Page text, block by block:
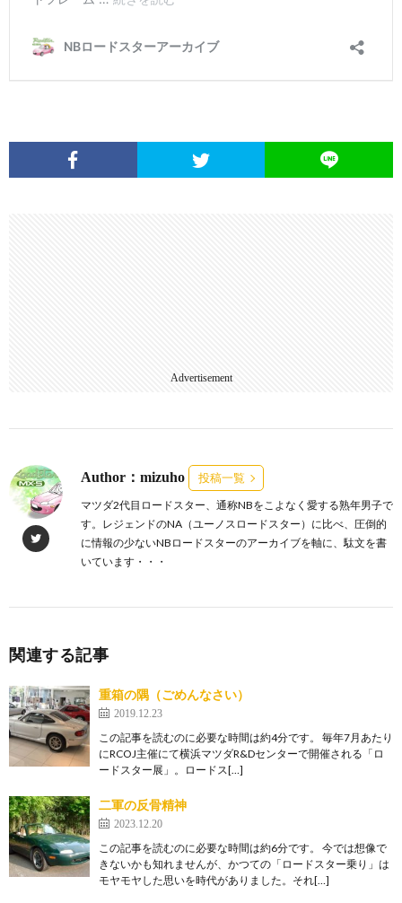
Advertisement
Author：mizuho
投稿一覧
マツダ2代目ロードスター、通称NBをこよなく愛する熟年男子で
す。レジェンドのNA（ユーノスロードスター）に比べ、圧倒的
に情報の少ないNBロードスターのアーカイブを軸に、駄文を書
いています・・・
関連する記事
重箱の隅（ごめんなさい）
2019.12.23
この記事を読むのに必要な時間は約4分です。 毎年7月あたり
にRCOJ主催にて横浜マツダR&Dセンターで開催される「ロ
ードスター展」。ロードス[…]
二軍の反骨精神
2023.12.20
この記事を読むのに必要な時間は約6分です。 今では想像で
きないかも知れませんが、かつての「ロードスター乗り」は
モヤモヤした思いを時代がありました。それ[…]